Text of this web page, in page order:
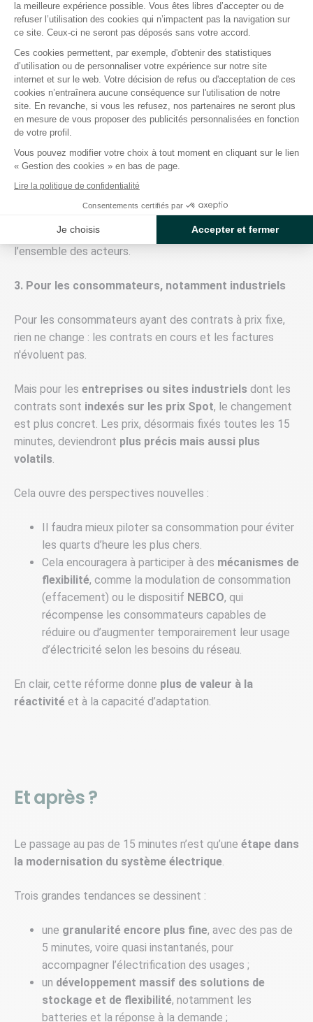
Pour les fournisseurs d’électricité, le passage au quart
Il multiplie par quatre les volumes de données et
d’ordres à gérer.
Il demande une plus grandeprécision dans les
prévisions de consommation
Et il renforce la nécessité de
disposer d’outils
d’analyse et de pilotage performants
Mais cette réforme est aussi une source d’efficacité
elle permet d’ajuster les portefeuilles plus finement, de
réduire les écarts
et donc d’optimiser les coûts pour
l’ensemble des acteurs.
3. Pour les consommateurs, notamment industriels
Pour les consommateurs ayant des contrats à prix fixe,
rien ne change : les contrats en cours et les factures
n'évoluent pas.
Mais pour les entreprises ou sites industriels dont les
contrats sont indexés sur les prix Spot, le changement
est plus concret. Les prix, désormais fixés toutes les 15
minutes, deviendront plus précis mais aussi plus
volatils.
Cela ouvre des perspectives nouvelles :
Il faudra mieux piloter sa consommation pour éviter
les quarts d’heure les plus chers.
Cela encouragera à participer à des mécanismes de
flexibilité, comme la modulation de consommation
(effacement) ou le dispositif NEBCO, qui
récompense les consommateurs capables de
réduire ou d’augmenter temporairement leur usage
d’électricité selon les besoins du réseau.
En clair, cette réforme donne plus de valeur à la
réactivité et à la capacité d’adaptation.
Et après ?
Le passage au pas de 15 minutes n’est qu’une étape dans
la modernisation du système électrique.
Trois grandes tendances se dessinent :
une granularité encore plus fine, avec des pas de
5 minutes, voire quasi instantanés, pour
accompagner l’électrification des usages ;
un développement massif des solutions de
stockage et de flexibilité, notamment les
batteries et la réponse à la demande ;
la meilleure expérience possible. Vous êtes libres d’accepter ou de
refuser l’utilisation des cookies qui n’impactent pas la navigation sur
ce site. Ceux-ci ne seront pas déposés sans votre accord.
Ces cookies permettent, par exemple, d'obtenir des statistiques
d’utilisation ou de personnaliser votre expérience sur notre site
internet et sur le web. Votre décision de refus ou d'acceptation de ces
cookies n’entraînera aucune conséquence sur l'utilisation de notre
site. En revanche, si vous les refusez, nos partenaires ne seront plus
en mesure de vous proposer des publicités personnalisées en fonction
de votre profil.
Vous pouvez modifier votre choix à tout moment en cliquant sur le lien
« Gestion des cookies » en bas de page.
Lire la politique de confidentialité
Consentements certifiés par
Je choisis Accepter et fermer
Axeptio consent